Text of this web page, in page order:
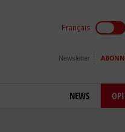
Français
Newsletter
NEWS